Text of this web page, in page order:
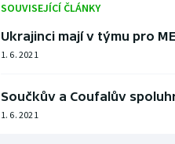
SOUVISEJÍCÍ ČLÁNKY
Ukrajinci mají v týmu pro
1. 6. 2021
Součkův a Coufalův
1. 6. 2021